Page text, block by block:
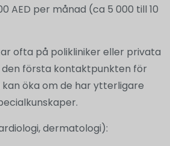
AED per månad (ca 5 000 till 10
ofta på polikliniker eller privata
första kontaktpunkten för
öka om de har ytterligare
dermatologi):